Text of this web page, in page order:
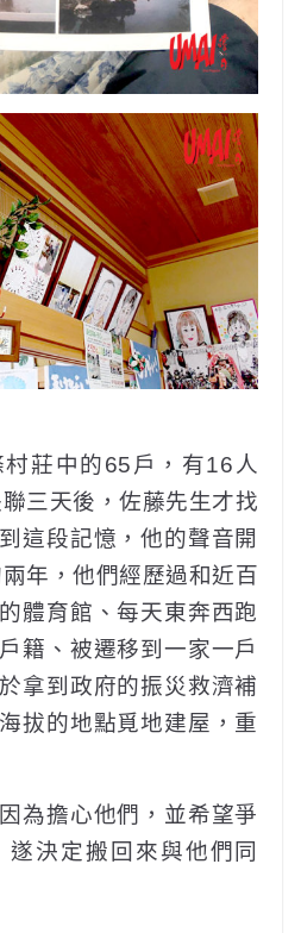
莊中的65戶，有16人
三天後，佐藤先生才找
這段記憶，他的聲音開
年，他們經歷過和近百
體育館、每天東奔西跑
籍、被遷移到一家一戶
拿到政府的振災救濟補
拔的地點覓地建屋，重
為擔心他們，並希望爭
決定搬回來與他們同